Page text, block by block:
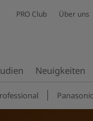
PRO Club Über uns
Neuig­keiten